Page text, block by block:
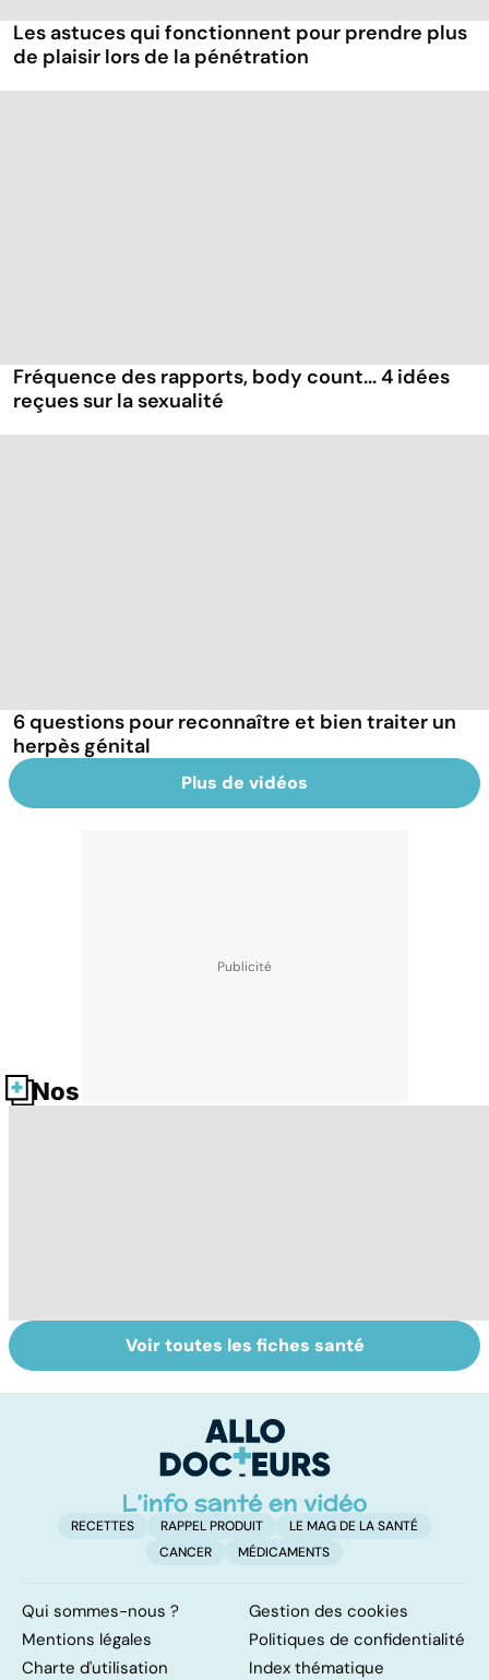
Les astuces qui fonctionnent pour prendre plus
de plaisir lors de la pénétration
Fréquence des rapports, body count... 4 idées
reçues sur la sexualité
6 questions pour reconnaître et bien traiter un
herpès génital
Plus de vidéos
Nos fiches santé
Sexualité,
infertilité et
Le sperme : son
odeur, sa couleur,
Voir toutes les fiches santé
RECETTES RAPPEL PRODUIT
LE MAG DE LA SANTÉ
CANCER
MÉDICAMENTS
Qui sommes-nous ?
Gestion des cookies
Mentions légales
Politiques de confidentialité
Charte d'utilisation
Index thématique